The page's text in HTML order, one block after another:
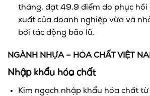
tháng, đạt 49,9 điểm do phục hồi
xuất của doanh nghiệp vừa và
bởi tác động bão lũ.
NGÀNH NHỰA – HÓA CHẤT VIỆT
Nhập khẩu hóa chất
Kim ngạch nhập khẩu hóa chất